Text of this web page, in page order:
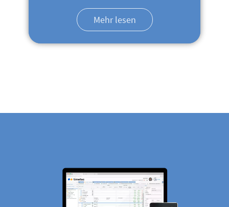
Mehr lesen